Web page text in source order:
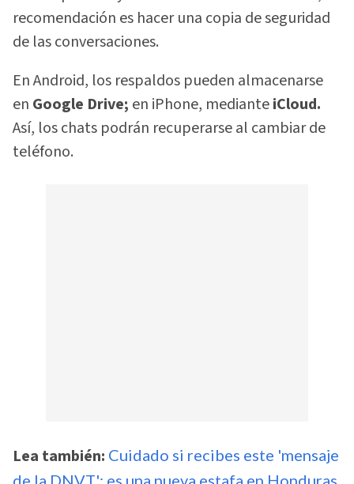
recomendación es hacer una copia de seguridad
de las conversaciones.
En Android, los respaldos pueden almacenarse
en Google Drive; en iPhone, medianteiCloud.
Así, los chats podrán recuperarse al cambiar de
teléfono.
Lea también: Cuidado si recibes este 'mensaje
de la DNVT': es una nueva estafa en Honduras